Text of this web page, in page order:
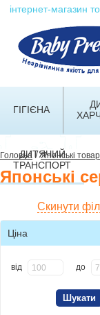
інтернет-магазин
ГІГІЄНА
ДИТЯЧИЙ
ТРАНСПОРТ
Головна/Японські
Японські
Скинути
Ціна
від до